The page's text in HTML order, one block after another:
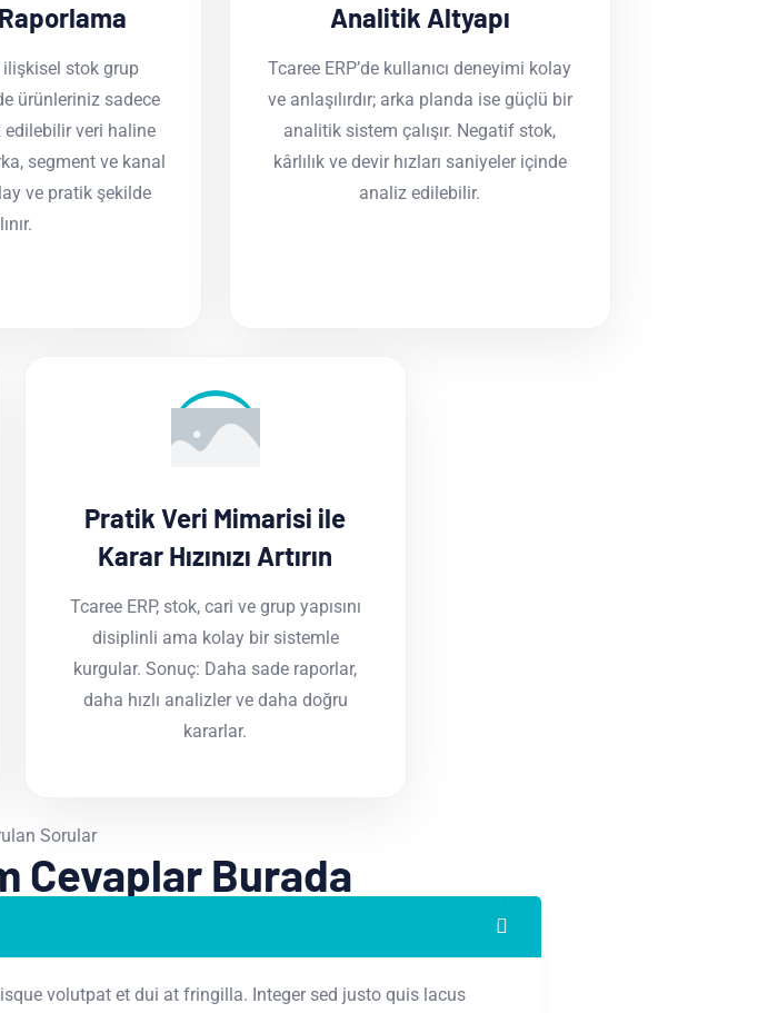
ilişkisel stok grup
ürünleriniz sadece
edilebilir veri haline
segment ve kanal
ve pratik şekilde
Analitik Altyapı
Tcaree ERP’de kullanıcı deneyimi kolay
ve anlaşılırdır; arka planda ise güçlü bir
analitik sistem çalışır. Negatif stok,
kârlılık ve devir hızları saniyeler içinde
analiz edilebilir.
Pratik Veri Mimarisi ile
Karar Hızınızı Artırın
Tcaree ERP, stok, cari ve grup yapısını
disiplinli ama kolay bir sistemle
kurgular. Sonuç: Daha sade raporlar,
daha hızlı analizler ve daha doğru
kararlar.
Sorular
Cevaplar Burada
volutpat et dui at fringilla. Integer sed justo quis lacus